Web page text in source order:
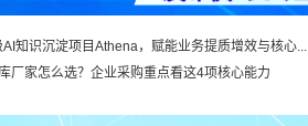
知识沉淀项目Athena，赋能业务提质增效与核心...
厂家怎么选？企业采购重点看这4项核心能力